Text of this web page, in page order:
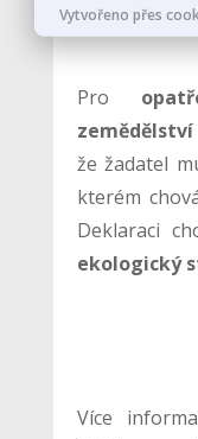
Pro
zemědělství
že žadatel
kterém
Deklaraci
ekologický
Více
Vytvořeno přes